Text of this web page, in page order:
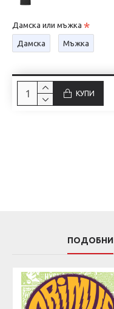
Дамска или мъжка
Дамска Мъжка
КУПИ
ПОДОБНИ